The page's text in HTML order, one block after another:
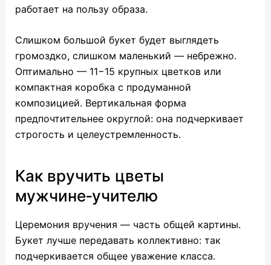
работает на пользу образа.
Слишком большой букет будет выглядеть
громоздко, слишком маленький — небрежно.
Оптимально — 11−15 крупных цветков или
компактная коробка с продуманной
композицией. Вертикальная форма
предпочтительнее округлой: она подчеркивает
строгость и целеустремленность.
Как вручить цветы
мужчине‑учителю
Церемония вручения — часть общей картины.
Букет лучше передавать коллективно: так
подчеркивается общее уважение класса.